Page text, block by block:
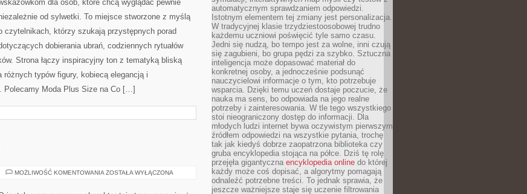
dla osób, które chcą wyglądać pewnie
od sylwetki. To miejsce stworzone z myślą
czytelnikach, którzy szukają przystępnych porad
dobierania ubrań, codziennych rytuałów
Strona łączy inspiracyjny ton z tematyką bliską
typów figury, kobiecą elegancją i
Polecamy Moda Plus Size na Co […]
MOŻLIWOŚĆ KOMENTOWANIA PERFUMY
ZOSTAŁA WYŁĄCZONA
automatycznym sprawdzaniem odpowiedzi.
Istotnym elementem tej zmiany jest personalizacja.
W tradycyjnej klasie trzydziestoosobowej trudno
każdemu uczniowi poświęcić tyle samo czasu.
Jedni się nudzą, bo tempo jest za wolne, inni czują
się zagubieni, bo grupa pędzi za szybko. Sztuczna
inteligencja może dopasować materiał do
konkretnej osoby, a jednocześnie podsunąć
nauczycielowi informacje o tym, kto potrzebuje
wsparcia. Dzięki temu uczeń dostaje poczucie, że
nauka ma sens, bo odpowiada na jego realne
potrzeby i zainteresowania. W tle tego wszystkiego
stoi nieograniczony dostęp do informacji. Dla
młodych ludzi internet bywa oczywistym pierwszym
źródłem odpowiedzi na wszystkie pytania, trochę
tak jak kiedyś dobrze zaopatrzona biblioteka czy
gruba encyklopedia stojąca na półce. Dziś tę rolę
przejęła gigantyczna encyklopedia online do której
każdy może coś dopisać, a algorytmy pomagają
odnaleźć potrzebne treści. To jednak sprawia, że
jeszcze ważniejsze staje się uczenie filtrowania